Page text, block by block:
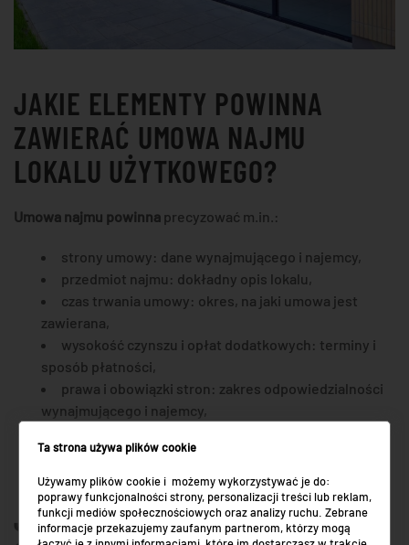
JAKIE ELEMENTY POWINNA
ZAWIERAĆ UMOWA NAJMU
LOKALU UŻYTKOWEGO?
Umowa najmu powinna precyzować m.in.:
strony umowy: dane wynajmującego i najemcy,
przedmiot najmu: dokładny opis lokalu,
czas trwania umowy: okres, na jaki umowa jest
zawierana,
wysokość czynszu i opłat dodatkowych: terminy i
sposób płatności,
prawa i obowiązki stron: zakres odpowiedzialności
wynajmującego i najemcy,
których możliwe jest rozwiązanie umowy.
JAKIE PRAWA I OBOWIĄZKI MAJĄ
Ta strona używa plików cookie
Używamy plików cookie i możemy wykorzystywać je do:
poprawy funkcjonalności strony, personalizacji treści lub reklam,
funkcji mediów społecznościowych oraz analizy ruchu. Zebrane
informacje przekazujemy zaufanym partnerom, którzy mogą